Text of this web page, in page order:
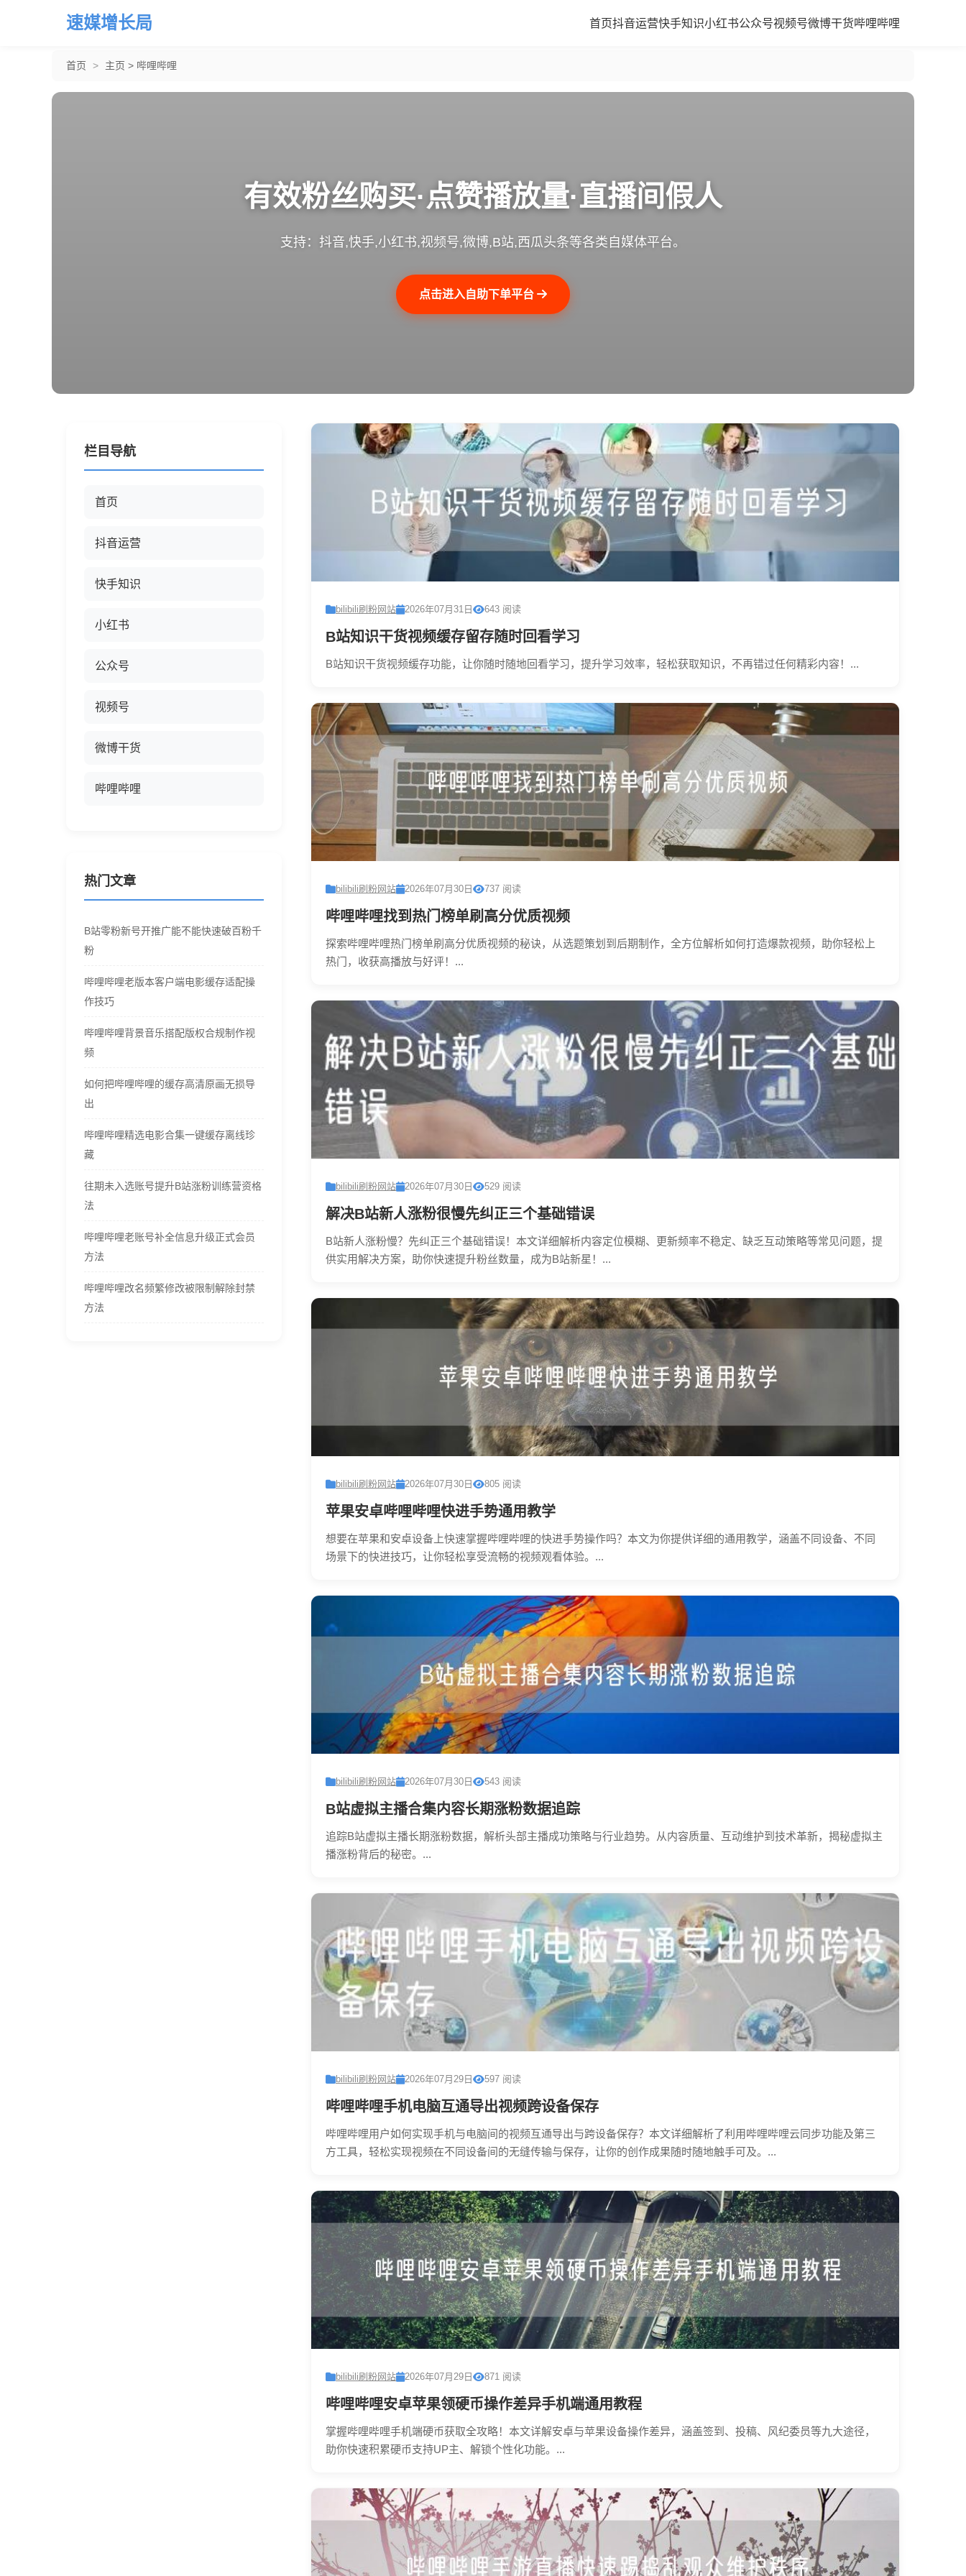
速媒增长局 首页抖音运营快手知识小红书公众号视频号微博干货哔哩哔哩
首页 > 主页 > 哔哩哔哩
有效粉丝购买·点赞播放量·直播间假人
支持：抖音,快手,小红书,视频号,微博,B站,西瓜头条等各类自媒体平台。
点击进入自助下单平台
栏目导航
首页
抖音运营
快手知识
小红书
公众号
视频号
微博干货
哔哩哔哩
热门文章
B站零粉新号开推广能不能快速破百粉千
粉
哔哩哔哩老版本客户端电影缓存适配操
作技巧
哔哩哔哩背景音乐搭配版权合规制作视
频
如何把哔哩哔哩的缓存高清原画无损导
出
哔哩哔哩精选电影合集一键缓存离线珍
藏
往期未入选账号提升B站涨粉训练营资格
法
哔哩哔哩老账号补全信息升级正式会员
方法
哔哩哔哩改名频繁修改被限制解除封禁
方法
bilibili刷粉网站 2026年07月31日 643 阅读
B站知识干货视频缓存留存随时回看学习
B站知识干货视频缓存功能，让你随时随地回看学习，提升学习效率，轻松获取知识，不再错过任何精彩内容！...
bilibili刷粉网站 2026年07月30日 737 阅读
哔哩哔哩找到热门榜单刷高分优质视频
探索哔哩哔哩热门榜单刷高分优质视频的秘诀，从选题策划到后期制作，全方位解析如何打造爆款视频，助你轻松上
热门，收获高播放与好评！...
bilibili刷粉网站 2026年07月30日 529 阅读
解决B站新人涨粉很慢先纠正三个基础错误
B站新人涨粉慢？先纠正三个基础错误！本文详细解析内容定位模糊、更新频率不稳定、缺乏互动策略等常见问题，提
供实用解决方案，助你快速提升粉丝数量，成为B站新星！...
bilibili刷粉网站 2026年07月30日 805 阅读
苹果安卓哔哩哔哩快进手势通用教学
想要在苹果和安卓设备上快速掌握哔哩哔哩的快进手势操作吗？本文为你提供详细的通用教学，涵盖不同设备、不同
场景下的快进技巧，让你轻松享受流畅的视频观看体验。...
bilibili刷粉网站 2026年07月30日 543 阅读
B站虚拟主播合集内容长期涨粉数据追踪
追踪B站虚拟主播长期涨粉数据，解析头部主播成功策略与行业趋势。从内容质量、互动维护到技术革新，揭秘虚拟主
播涨粉背后的秘密。...
bilibili刷粉网站 2026年07月29日 597 阅读
哔哩哔哩手机电脑互通导出视频跨设备保存
哔哩哔哩用户如何实现手机与电脑间的视频互通导出与跨设备保存？本文详细解析了利用哔哩哔哩云同步功能及第三
方工具，轻松实现视频在不同设备间的无缝传输与保存，让你的创作成果随时随地触手可及。...
bilibili刷粉网站 2026年07月29日 871 阅读
哔哩哔哩安卓苹果领硬币操作差异手机端通用教程
掌握哔哩哔哩手机端硬币获取全攻略！本文详解安卓与苹果设备操作差异，涵盖签到、投稿、风纪委员等九大途径，
助你快速积累硬币支持UP主、解锁个性化功能。...